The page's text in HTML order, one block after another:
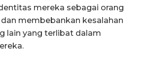
mereka sebagai orang
membebankan kesalahan
lain yang terlibat dalam